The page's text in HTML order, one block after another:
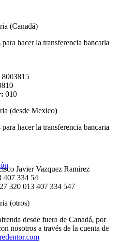
(Canadá)
hacer la transferencia bancaria
8003815
010
(desde Mexico)
hacer la transferencia bancaria
Javier Vazquez Ramirez
407 334 54
320 013 407 334 547
(otros)
desde fuera de Canadá, por
nosotros a través de la cuenta de